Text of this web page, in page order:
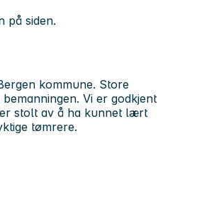
på siden.
kommune. Store
Vi er godkjent
stolt av å ha kunnet lært
tømrere.